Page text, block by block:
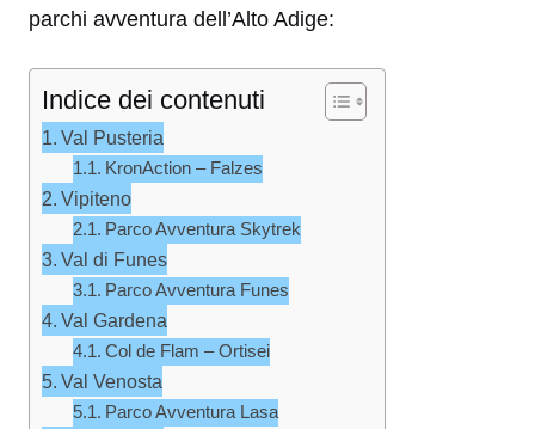
parchi avventura dell’Alto Adige:
Indice dei contenuti
Val Pusteria
KronAction – Falzes
Vipiteno
Parco Avventura Skytrek
Val di Funes
Parco Avventura Funes
Val Gardena
Col de Flam – Ortisei
Val Venosta
Parco Avventura Lasa